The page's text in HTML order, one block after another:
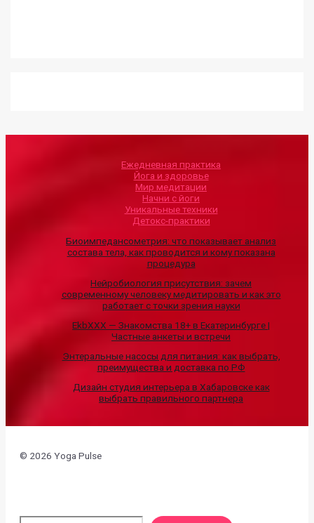
Ежедневная практика
Йога и здоровье
Мир медитации
Начни с йоги
Уникальные техники
Детокс-практики
Биоимпедансометрия: что показывает анализ
состава тела, как проводится и кому показана
процедура
Нейробиология присутствия: зачем
современному человеку медитировать и как это
работает с точки зрения науки
EkbXXX — Знакомства 18+ в Екатеринбурге |
Частные анкеты и встречи
Энтеральные насосы для питания: как выбрать,
преимущества и доставка по РФ
Дизайн студия интерьера в Хабаровске как
выбрать правильного партнера
© 2026 Yoga Pulse